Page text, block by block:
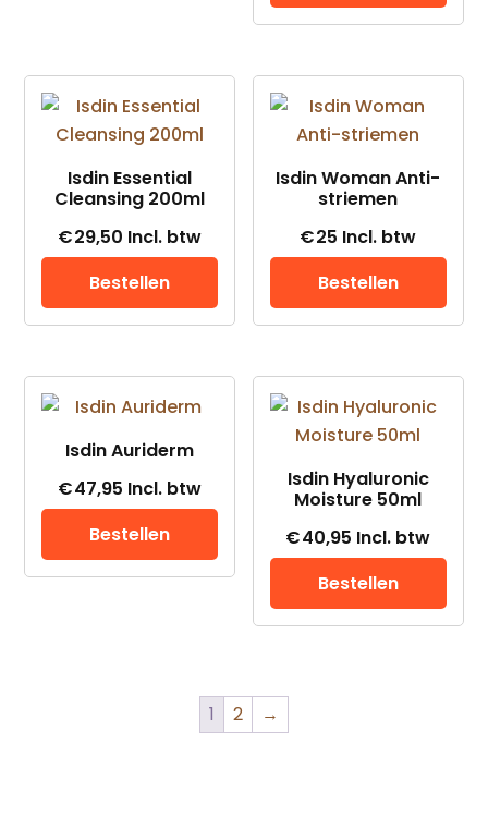
Isdin Essential
Cleansing 200ml
€29,50 Incl. btw
Bestellen
Isdin Woman Anti-
striemen
€25 Incl. btw
Bestellen
Isdin Auriderm
€47,95 Incl. btw
Bestellen
Isdin Hyaluronic
Moisture 50ml
€40,95 Incl. btw
Bestellen
1 2 →